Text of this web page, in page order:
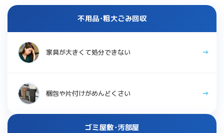
不用品･粗大ごみ回収
家具が大きくて処分できない
梱包や片付けがめんどくさい
ゴミ屋敷･汚部屋